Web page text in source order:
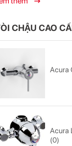
CHẬU CAO
Acura
Acura
(0)